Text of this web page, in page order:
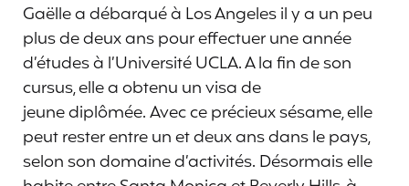
Gaëlle a débarqué à Los Angeles il y a un peu
plus de deux ans pour effectuer une année
d’études à l’Université UCLA. A la fin de son
cursus, elle a obtenu un visa de
jeune diplômée. Avec ce précieux sésame, elle
peut rester entre un et deux ans dans le pays,
selon son domaine d’activités. Désormais elle